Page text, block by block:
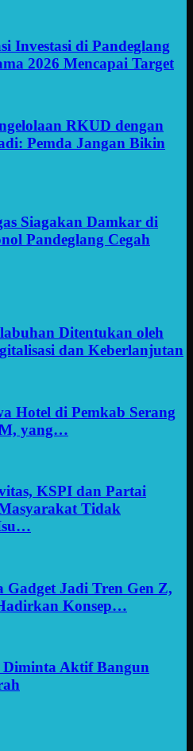
Investasi di Pandeglang
2026 Mencapai Target
RKUD dengan
Pemda Jangan Bikin
Siagakan Damkar di
Pandeglang Cegah
Ditentukan oleh
dan Keberlanjutan
Hotel di Pemkab Serang
yang…
KSPI dan Partai
Tidak
Gadget Jadi Tren Gen Z,
Konsep…
Aktif Bangun